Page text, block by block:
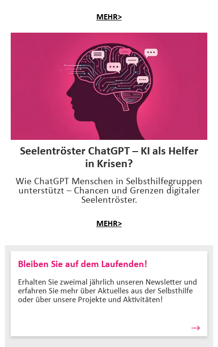
MEHR>
Seelentröster ChatGPT – KI als Helfer
in Krisen?
Wie ChatGPT Menschen in Selbsthilfegruppen
unterstützt – Chancen und Grenzen digitaler
Seelentröster.
MEHR>
Bleiben Sie auf dem Laufenden!
Erhalten Sie zweimal jährlich unseren Newsletter und
erfahren Sie mehr über Aktuelles aus der Selbsthilfe
oder über unsere Projekte und Aktivitäten!